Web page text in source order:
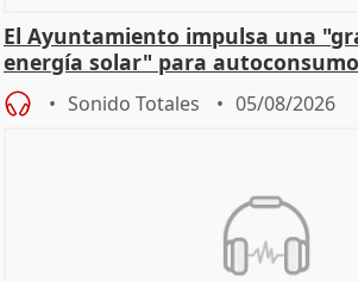
El Ayuntamiento impulsa una
energía solar" para autoconsumo
Sonido Totales 05/08/2026